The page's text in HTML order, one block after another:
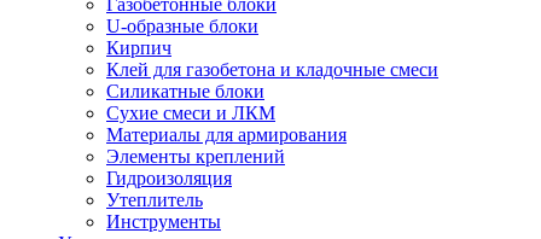
Газобетонные блоки
U-образные блоки
Кирпич
Клей для газобетона и кладочные смеси
Силикатные блоки
Сухие смеси и ЛКМ
Материалы для армирования
Элементы креплений
Гидроизоляция
Утеплитель
Инструменты